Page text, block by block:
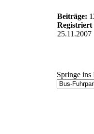
Beiträge:
Registriert
25.11.2007
Springe ins